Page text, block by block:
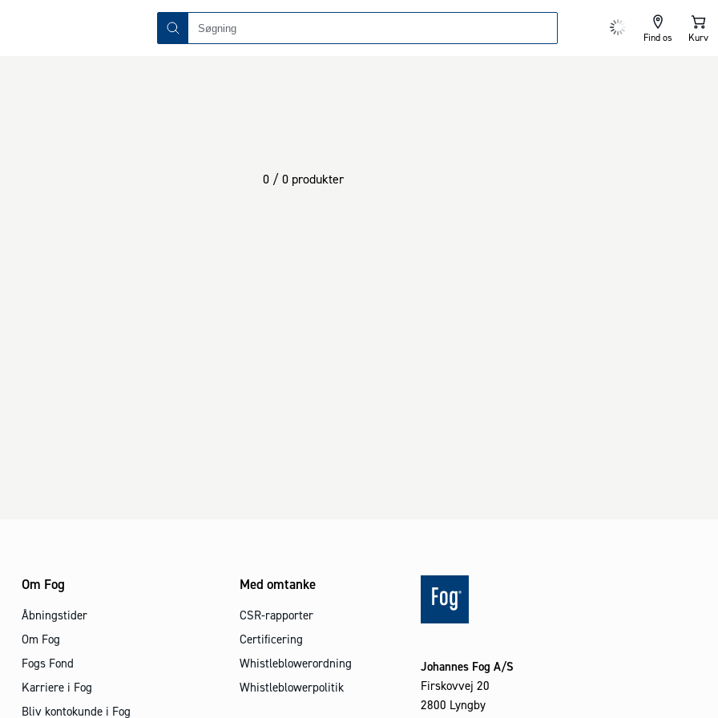
Find os Kurv
0 / 0 produkter
Om Fog
Åbningstider
Om Fog
Fogs Fond
Karriere i Fog
Bliv kontokunde i Fog
Med omtanke
CSR-rapporter
Certificering
Whistleblowerordning
Whistleblowerpolitik
Johannes Fog A/S
Firskovvej 20
2800 Lyngby